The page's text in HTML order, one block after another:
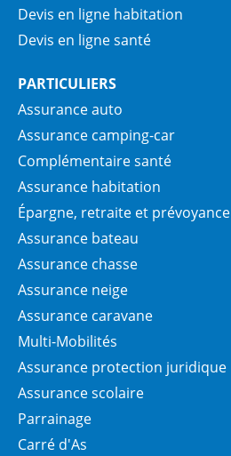
Devis en ligne habitation
Devis en ligne santé
PARTICULIERS
Assurance auto
Assurance camping-car
Complémentaire santé
Assurance habitation
Épargne, retraite et prévoyance
Assurance bateau
Assurance chasse
Assurance neige
Assurance caravane
Multi-Mobilités
Assurance protection juridique
Assurance scolaire
Parrainage
Carré d'As